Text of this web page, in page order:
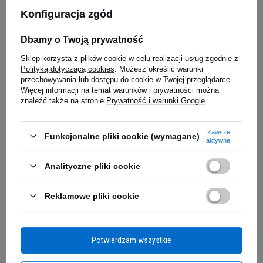
białka serwatkowego WPI zapewnia dobrą
przyswajalność, przy minimalnej zawartości
cukrów i tłuszczów.Aminokwasy dostarczone
przez odżywkę szybko docierają do mięśni,
sprawnie pomagając budować ich masę i siłę.
Real Isolate to wsparcie, którego potrzebujesz!
ALINESS - L-Lysine 500mg -
29,90 zł
Kup do 20:00 -wysyłka dzisiaj
11,13
Zapytaj o produkt
Konfiguracja zgód
Dbamy o Twoją prywatność
Sklep korzysta z plików cookie w celu realizacji usług zgodnie z
Polityką dotyczącą cookies . Możesz określić warunki
przechowywania lub dostępu do cookie w Twojej przeglądarce.
Więcej informacji na temat warunków i prywatności można
znaleźć także na stronie Prywatność i warunki Google
Funkcjonalne pliki cookie (wymagane)
Zawsze
aktywne
Analityczne pliki cookie
Reklamowe pliki cookie
Potwierdzam wszystkie